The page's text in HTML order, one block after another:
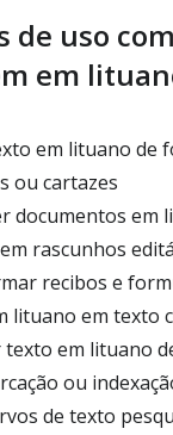
de uso
em
em lituano de
ou cartazes
documentos em
rascunhos
recibos e
lituano em texto
em lituano
ou
de texto